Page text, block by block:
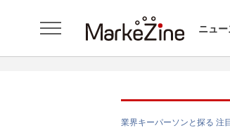
ニュー
業界キーパーソンと探る 注